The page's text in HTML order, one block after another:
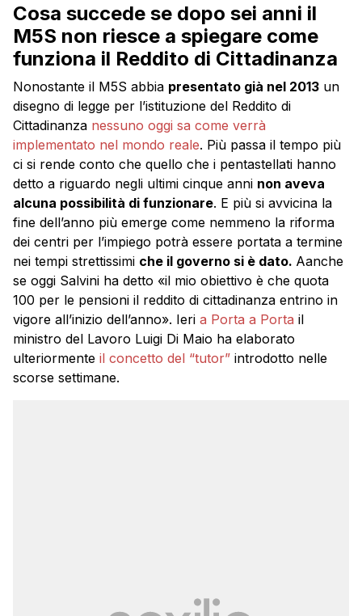
Cosa succede se dopo sei anni il
M5S non riesce a spiegare come
funziona il Reddito di Cittadinanza
Nonostante il M5S abbia presentato già nel 2013 un
disegno di legge per l’istituzione del Reddito di
Cittadinanza nessuno oggi sa come verrà
implementato nel mondo reale. Più passa il tempo più
ci si rende conto che quello che i pentastellati hanno
detto a riguardo negli ultimi cinque anni non aveva
alcuna possibilità di funzionare. E più si avvicina la
fine dell’anno più emerge come nemmeno la riforma
dei centri per l’impiego potrà essere portata a termine
nei tempi strettissimi che il governo si è dato. Aanche
se oggi Salvini ha detto «il mio obiettivo è che quota
100 per le pensioni il reddito di cittadinanza entrino in
vigore all’inizio dell’anno». Ieri a Porta a Porta il
ministro del Lavoro Luigi Di Maio ha elaborato
ulteriormente il concetto del “tutor” introdotto nelle
scorse settimane.